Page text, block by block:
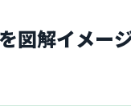
図解イメー